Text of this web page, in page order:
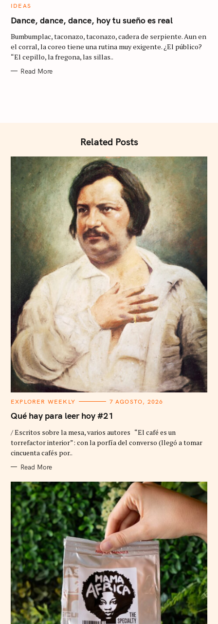
C
T
E
O
R
I
E
IDEAS
Dance, dance, dance, hoy tu sueño es real
Bumbumplac, taconazo, taconazo, cadera de serpiente. Aun en
el corral, la coreo tiene una rutina muy exigente. ¿El público?
“El cepillo, la fregona, las sillas..
Read More
Related Posts
C
T
E
O
R
I
E
EXPLORER WEEKLY 7 AGOSTO, 2026
Qué hay para leer hoy #21
/ Escritos sobre la mesa, varios autores “El café es un
torrefactor interior”: con la porfía del converso (llegó a tomar
cincuenta cafés por..
Read More
S
e
a